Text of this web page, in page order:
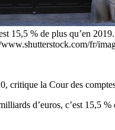
15,5 % de plus qu’en
fr/
critique la Cour des
d’euros, c’est 15,5